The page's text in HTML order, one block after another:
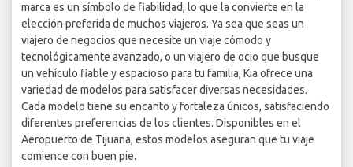
marca es un símbolo de fiabilidad, lo que la convierte en la
elección preferida de muchos viajeros. Ya sea que seas un
viajero de negocios que necesite un viaje cómodo y
tecnológicamente avanzado, o un viajero de ocio que busque
un vehículo fiable y espacioso para tu familia, Kia ofrece una
variedad de modelos para satisfacer diversas necesidades.
Cada modelo tiene su encanto y fortaleza únicos, satisfaciendo
diferentes preferencias de los clientes. Disponibles en el
Aeropuerto de Tijuana, estos modelos aseguran que tu viaje
comience con buen pie.